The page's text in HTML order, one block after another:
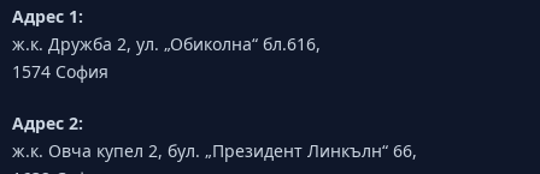
Адрес 1:
ж.к. Дружба 2, ул. „Обиколна“ бл.616,
1574 София
Адрес 2:
ж.к. Овча купел 2, бул. „Президент Линкълн“ 66,